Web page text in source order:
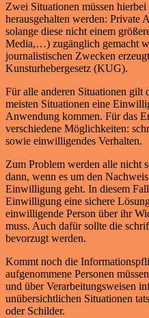
Zwei Situationen müssen
herausgehalten werden: Private
solange diese nicht einem
Media,…) zugänglich gemacht
journalistischen Zwecken
Kunsturhebergesetz (KUG).
Für alle anderen Situationen
meisten Situationen eine
Anwendung kommen. Für das
verschiedene Möglichkeiten:
sowie einwilligendes Verhalten.
Zum Problem werden alle nicht
dann, wenn es um den
Einwilligung geht. In diesem
Einwilligung eine sichere
einwilligende Person über ihr
muss. Auch dafür sollte die
bevorzugt werden.
Kommt noch die
aufgenommene Personen
und über Verarbeitungsweisen
unübersichtlichen Situationen
oder Schilder.